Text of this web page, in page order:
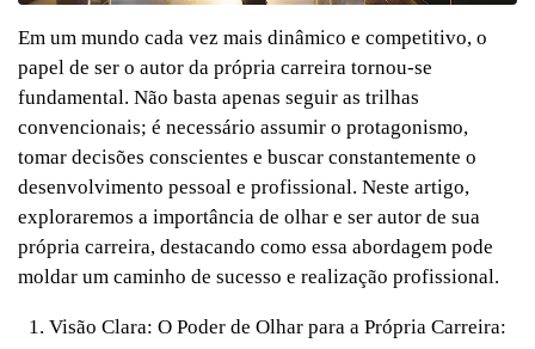
Em um mundo cada vez mais dinâmico e competitivo, o
papel de ser o autor da própria carreira tornou-se
fundamental. Não basta apenas seguir as trilhas
convencionais; é necessário assumir o protagonismo,
tomar decisões conscientes e buscar constantemente o
desenvolvimento pessoal e profissional. Neste artigo,
exploraremos a importância de olhar e ser autor de sua
própria carreira, destacando como essa abordagem pode
moldar um caminho de sucesso e realização profissional.
Visão Clara: O Poder de Olhar para a Própria Carreira: